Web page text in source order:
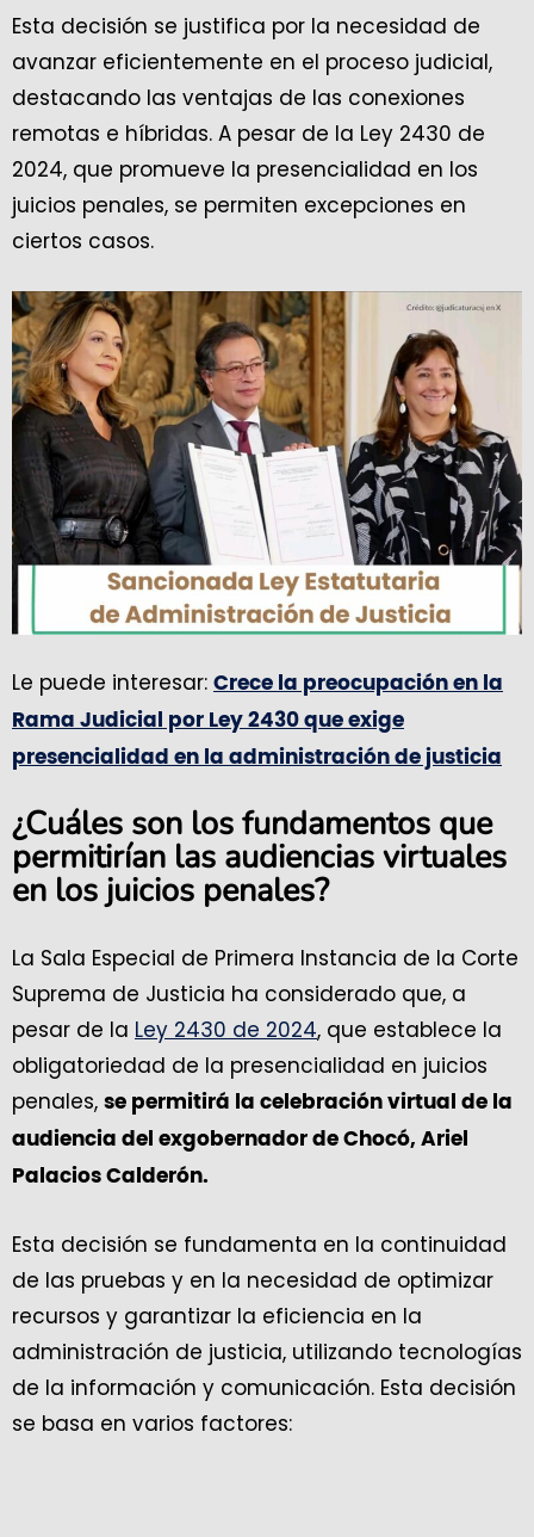
Esta decisión se justifica por la necesidad de
avanzar eficientemente en el proceso judicial,
destacando las ventajas de las conexiones
remotas e híbridas. A pesar de la Ley 2430 de
2024, que promueve la presencialidad en los
juicios penales, se permiten excepciones en
ciertos casos.
Le puede interesar: Crece la preocupación en la
Rama Judicial por Ley 2430 que exige
presencialidad en la administración de justicia
¿Cuáles son los fundamentos que
permitirían las audiencias virtuales
en los juicios penales?
La Sala Especial de Primera Instancia de la Corte
Suprema de Justicia ha considerado que, a
pesar de la Ley 2430 de 2024, que establece la
obligatoriedad de la presencialidad en juicios
penales, se permitirá la celebración virtual de la
audiencia del exgobernador de Chocó, Ariel
Palacios Calderón.
Esta decisión se fundamenta en la continuidad
de las pruebas y en la necesidad de optimizar
recursos y garantizar la eficiencia en la
administración de justicia, utilizando tecnologías
de la información y comunicación. Esta decisión
se basa en varios factores: